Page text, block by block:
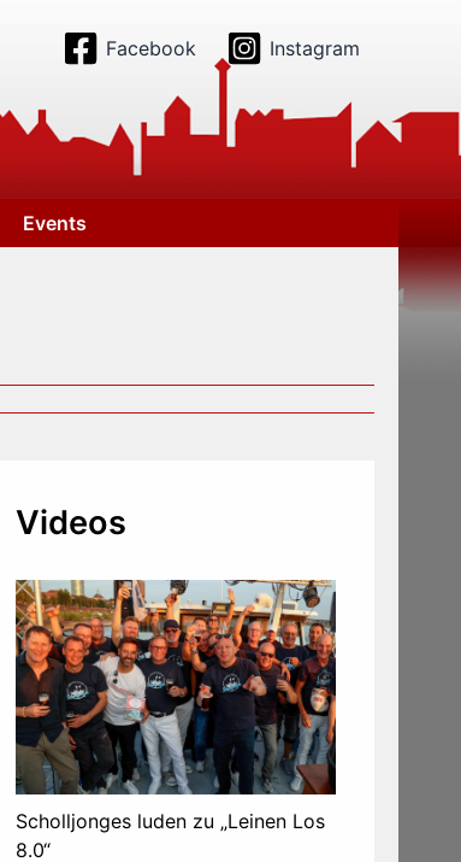
Facebook Instagram
Events
Videos
Scholljonges luden zu „Leinen Los
8.0“